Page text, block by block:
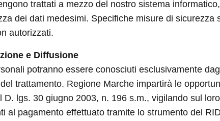
trattati a mezzo del nostro sistema
dei dati medesimi. Specifiche misure di
autorizzati.
e Diffusione
potranno essere conosciuti esclusivamente
trattamento. Regione Marche impartirà le
D. lgs. 30 giugno 2003, n. 196 s.m., vigilando sul
al pagamento effettuato tramite lo strumento del